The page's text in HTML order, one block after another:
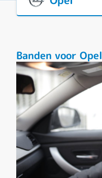
Banden voor Opel